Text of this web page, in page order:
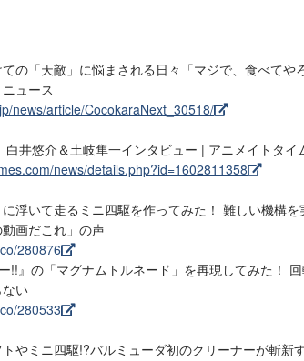
の「天敵」に悩まされる日々「マジで、食べてや
ュース
news/article/CocokaraNext_30518/
白井悠介＆土岐隼一インタビュー | アニメイトタイ
news/details.php?id=1602811358
浮いて走るミニ四駆を作ってみた！ 難しい機構
画だこれ」の声
280876
!!』の「マグナムトルネード」を再現してみた！
い
280533
やミニ四駆!?バルミューダ初のクリーナーが斬新